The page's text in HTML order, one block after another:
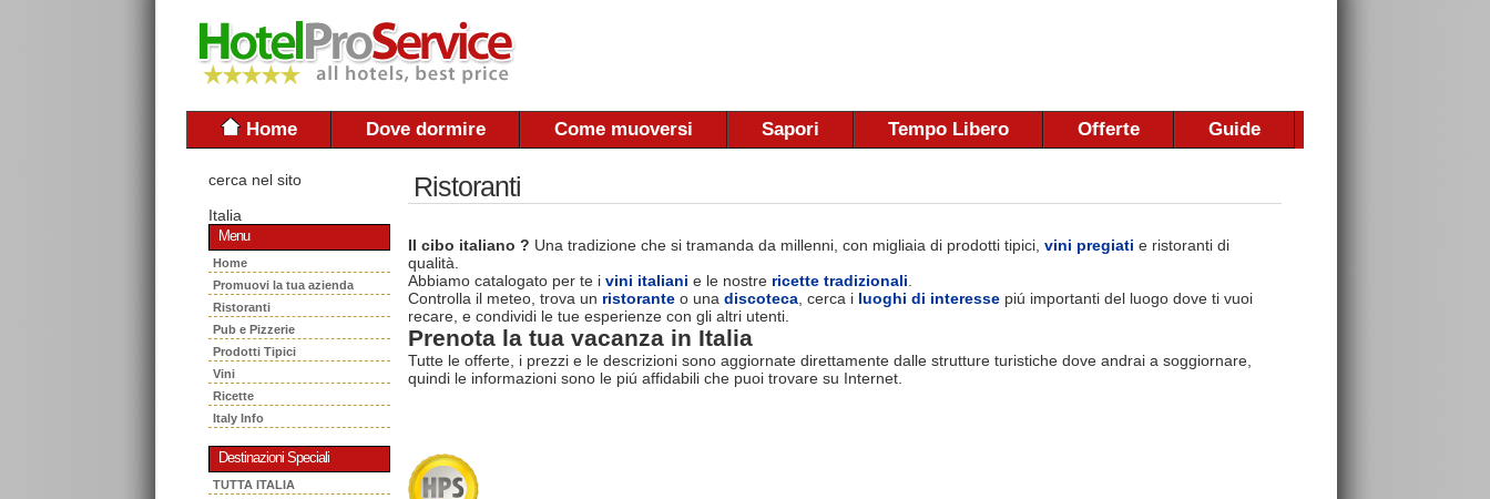
Home Dove dormire Come muoversi Sapori Tempo Libero Offerte Guide
cerca nel sito
Italia
Menu
Home
Promuovi la tua azienda
Ristoranti
Pub e Pizzerie
Prodotti Tipici
Vini
Ricette
Italy Info
Destinazioni Speciali
TUTTA ITALIA
Ristoranti
Il cibo italiano ? Una tradizione che si tramanda da millenni, con migliaia di prodotti tipici, vini pregiati e ristoranti di
qualità.
Abbiamo catalogato per te i vini italiani e le nostre ricette tradizionali
Controlla il meteo, trova un ristorante o una discoteca , cerca i luoghi di interesse piú importanti del luogo dove ti vuoi
recare, e condividi le tue esperienze con gli altri utenti.
Prenota la tua vacanza in Italia
Tutte le offerte, i prezzi e le descrizioni sono aggiornate direttamente dalle strutture turistiche dove andrai a soggiornare,
quindi le informazioni sono le piú affidabili che puoi trovare su Internet.